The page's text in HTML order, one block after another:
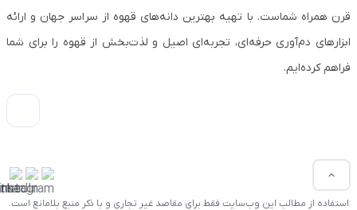
قرن همراه شماست. با تهیه بهترین دانه‌های قهوه از سراسر جهان و ارائه
ابزارهای دم‌آوری حرفه‌ای، تجربه‌ای اصیل و لذت‌بخش از قهوه را برای شما
فراهم کرده‌ایم.
استفاده از مطالب این وب‌سایت فقط برای مقاصد غیر تجاری و با ذکر منبع بلامانع است.